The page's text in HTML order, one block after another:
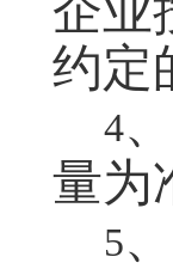
企业
约定
4
量为
5